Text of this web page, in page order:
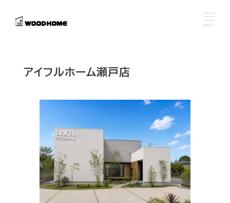
MENU
アイフルホーム瀬戸店